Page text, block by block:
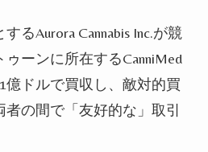
るAurora Cannabis Inc.が競
ーンに所在するCanniMed
億ドルで買収し、敵対的買
の間で「友好的な」取引